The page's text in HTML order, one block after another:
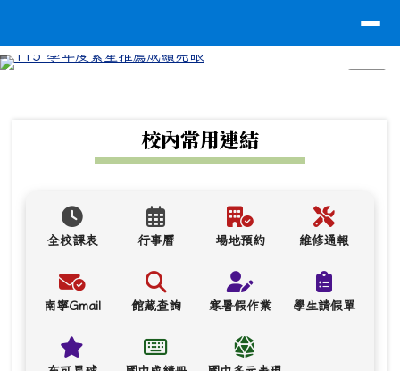
校內常用連結
全校課表 行事曆 場地預約 維修通報
南寧Gmail 館藏查詢 寒暑假作業 學生請假單